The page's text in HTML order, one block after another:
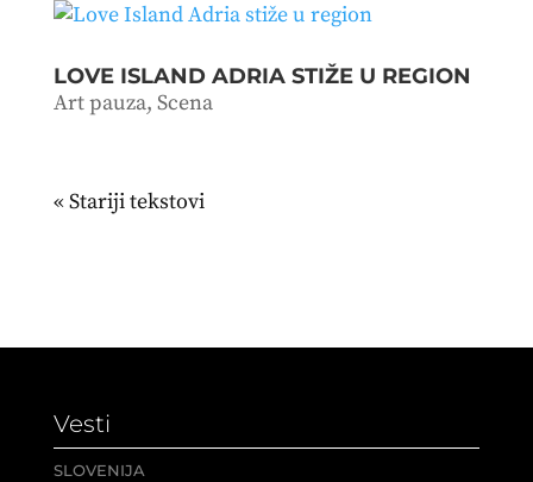
LOVE ISLAND ADRIA STIŽE U REGION
Art pauza, Scena
« Stariji unosi
Vesti
SLOVENIJA